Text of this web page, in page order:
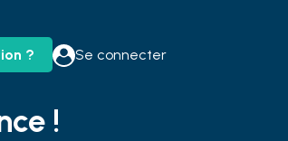
? Se connecter
!